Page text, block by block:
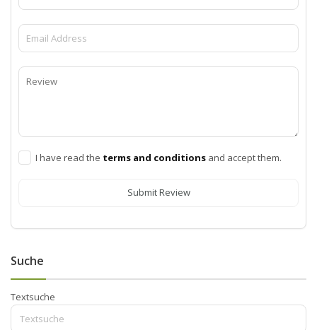
I have read the terms and conditions and accept them.
Submit Review
Suche
Textsuche